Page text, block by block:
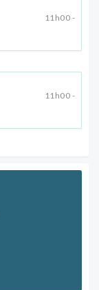
11h00 -
11h00 -